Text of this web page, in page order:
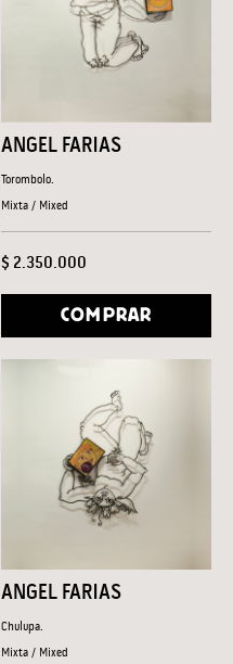
ANGEL FARIAS
Torombolo.
Mixta / Mixed
$ 2.350.000
COMPRAR
ANGEL FARIAS
Chulupa.
Mixta / Mixed